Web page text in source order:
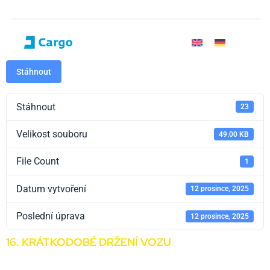
Stáhnout
Stáhnout 23
Velikost souboru 49.00 KB
File Count 1
Datum vytvoření 12 prosince, 2025
Poslední úprava 12 prosince, 2025
16. KRÁTKODOBÉ DRŽENÍ VOZU